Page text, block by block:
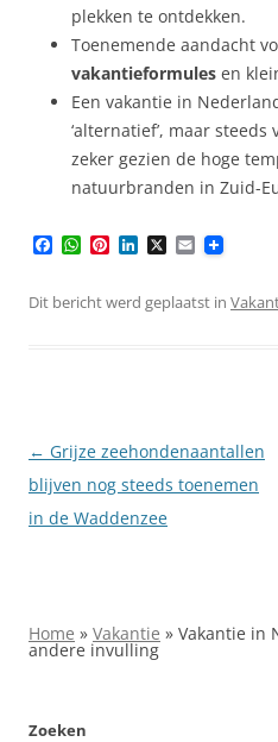
plekken te ontdekken.
Toenemende aandacht
vakantieformules en
Een vakantie in
‘alternatief’, maar steeds
zeker gezien de hoge
natuurbranden in Zuid-
e
W
t
P
t k
X E
m
i
Dit bericht werd geplaatst in
Berichtnavigatie
← Grijze zeehondenaantallen
blijven nog steeds toenemen
in de Waddenzee
Home » Vakantie » Vakantie in
andere invulling
Zoeken